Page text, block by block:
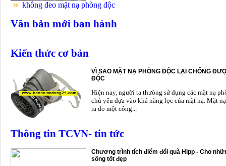
không đeo mặt nạ phòng độc
Văn bản mới ban hành
Kiến thức cơ bản
VÌ SAO MẶT NẠ PHÒNG ĐỘC LẠI CHỐNG
ĐỘC
Hiện nay, người ta thưòng sử dụng các mặt nạ
chủ yếu dựa vào khả năng lọc của mặt nạ. Mặt
ra do một công...
Thông tin TCVN- tin tức
Chương trình tích điểm đổi quà Hipp - Cho
sống tốt đẹp